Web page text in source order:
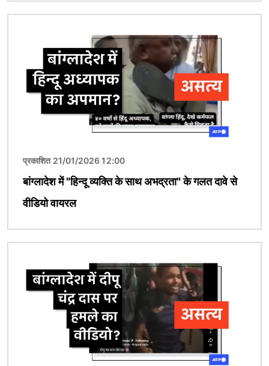
प्रकाशित 21/01/2026 12:00
बांग्लादेश में "हिन्दू व्यक्ति के साथ अभद्रता" के गलत दावे से
वीडियो वायरल